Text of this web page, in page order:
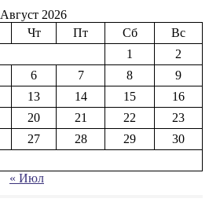
Август 2026
Чт Пт Сб
Вс
1
2
6 7 8
9
13 14 15
16
20 21 22
23
27 28 29
30
« Июл